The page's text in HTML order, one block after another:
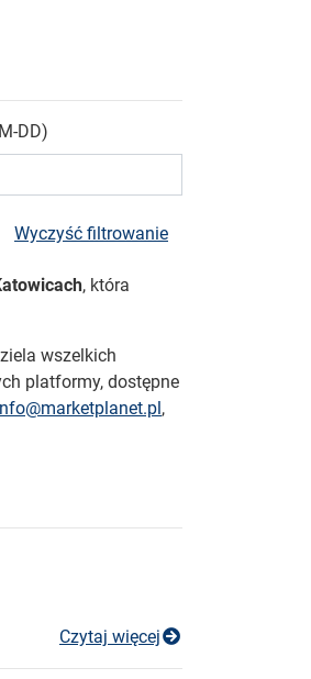
DD)
Wyczyść filtrowanie
, która
wszelkich
platformy, dostępne
,
Czytaj więcej